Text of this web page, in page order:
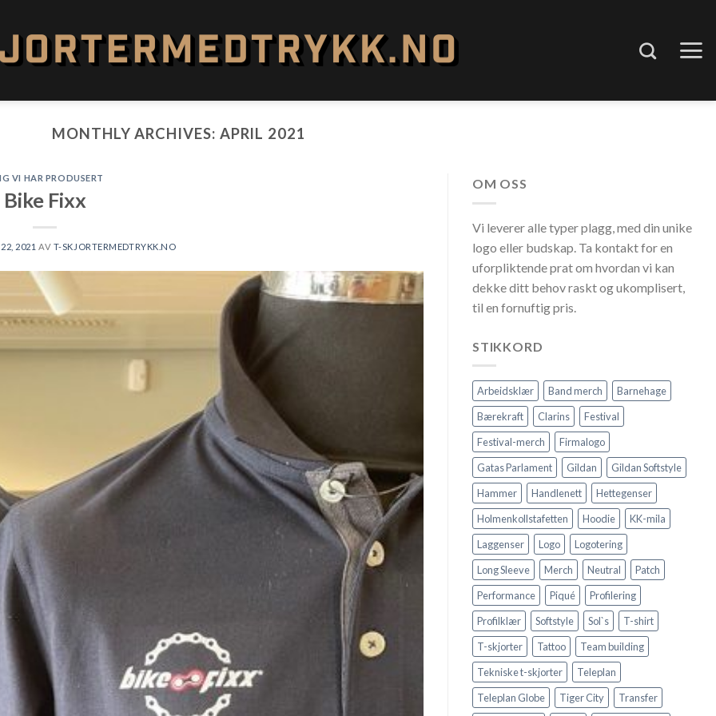
MONTHLY ARCHIVES: APRIL 2021
VI HAR PRODUSERT
Bike Fixx
2021 AV T-SKJORTERMEDTRYKK.NO
OM OSS
Vi leverer alle typer plagg, med din unike
logo eller budskap. Ta kontakt for en
uforpliktende prat om hvordan vi kan
dekke ditt behov raskt og ukomplisert,
til en fornuftig pris.
STIKKORD
Arbeidsklær Band merch
Barnehage
Bærekraft
Clarins
Festival
Festival-merch
Firmalogo
Gatas Parlament
Gildan
Gildan Softstyle
Hammer
Handlenett
Hettegenser
Holmenkollstafetten
Hoodie
KK-mila
Laggenser
Logo
Logotering
Long Sleeve
Merch Neutral
Patch
Performance
Piqué
Profilering
Profilklær
Softstyle Sol`s
T-shirt
T-skjorter
Tattoo
Team building
Tekniske t-skjorter
Teleplan
Teleplan Globe
Tiger City Transfer